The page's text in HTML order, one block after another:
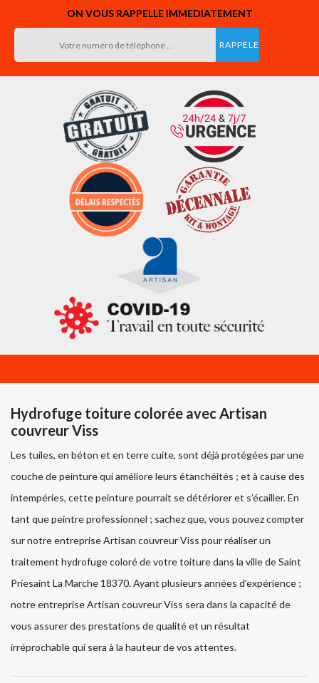
ON VOUS RAPPELLE IMMEDIATEMENT
Hydrofuge toiture colorée avec Artisan
couvreur Viss
Les tuiles, en béton et en terre cuite, sont déjà protégées par une
couche de peinture qui améliore leurs étanchéités ; et à cause des
intempéries, cette peinture pourrait se détériorer et s’écailler. En
tant que peintre professionnel ; sachez que, vous pouvez compter
sur notre entreprise Artisan couvreur Viss pour réaliser un
traitement hydrofuge coloré de votre toiture dans la ville de Saint
Priesaint La Marche 18370. Ayant plusieurs années d’expérience ;
notre entreprise Artisan couvreur Viss sera dans la capacité de
vous assurer des prestations de qualité et un résultat
irréprochable qui sera à la hauteur de vos attentes.